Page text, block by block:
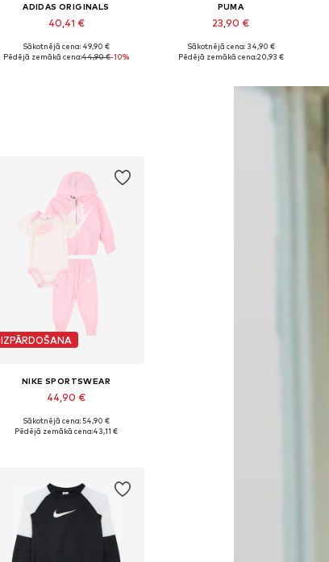
ADIDAS ORIGINALS
40,41 €
Sākotnējā cena: 49,90 €
Pēdējā zemākā cena:44,90 €-10%
PUMA
23,90 €
Pieejams daudzos izmēros
Sākotnējā cena: 34,90 €
Pēdējā zemākā cena:20,93 €
IZPĀRDOŠANA
NIKE SPORTSWEAR
44,90 €
Sākotnējā cena: 54,90 €
Pēdējā zemākā cena:43,11 €